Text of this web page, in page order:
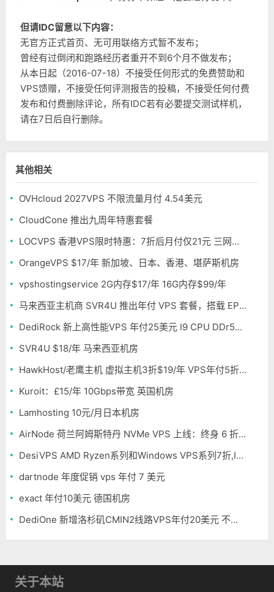
但请IDC留意以下内容：
无官方正式首页、无可用联络方式暂不发布；
曾经有过倒闭和跑路经历者重开不到6个月不做发布；
从本日起（2016-07-18）不接受任何形式的免费赞助和
VPS馈赠，不接受任何评测报告的投稿，不接受任何付费
发布和付费删除评论，所有IDC若有必要提交测试样机，
请在7日后自行删除。
其他相关
OVHcloud 2027VPS 不限流量月付 4.54美元
CloudCone 推出九周年特惠套餐
LOCVPS 香港VPS限时特惠：7折后月付仅21元 三网优化BGP线路 可选原生IP
OrangeVPS $17/年 新加坡、日本、香港、堪萨斯机房
vpshostingservice 2G内存$17/年 16G内存$99/年
马来西亚主机商 SVR4U 推出年付 VPS 套餐，搭载 EPYC/至强铂金，支持支付宝
DediRock 新上高性能VPS 年付25美元 I9 CPU DDr5内存 纽约机房
SVR4U $18/年 马来西亚机房
HawkHost/老鹰主机 虚拟主机3折$19/年 VPS年付5折$25/年
Kuroit：£15/年 10Gbps带宽 英国机房
Lamhosting 10元/月日本机房
AirNode 荷兰阿姆斯特丹 NVMe VPS 上线：终身 6 折，€1.99/月起，2.5Tbit/s DDoS 防护
DesiVPS AMD Ryzen系列和Windows VPS系列7折,Intel系列年付11.6美元
dartnode 年度促销 vps 年付 7 美元
exact 年付10美元 德国机房
DediOne 新增洛杉矶CMIN2线路VPS年付20美元 不限流量
关于本站